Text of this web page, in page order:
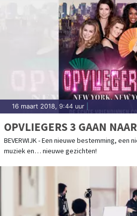
16 maart 2018, 9:44 uur
OPVLIEGERS 3 GAAN
BEVERWIJK - Een nieuwe bestemming, een
muziek en… nieuwe gezichten!